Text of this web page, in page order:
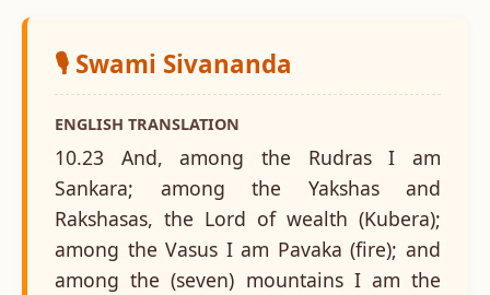
🎙️ Swami Sivananda
ENGLISH TRANSLATION
10.23 And, among the Rudras I am
Sankara; among the Yakshas and
Rakshasas, the Lord of wealth (Kubera);
among the Vasus I am Pavaka (fire); and
among the (seven) mountains I am the